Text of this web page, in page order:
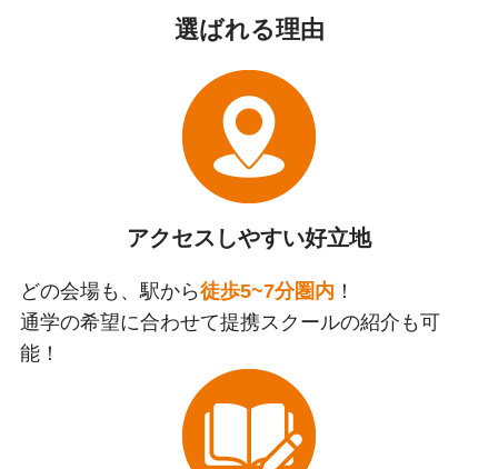
選ばれる理由
アクセスしやすい好立地
どの会場も、駅から徒歩5~7分圏内 ！
通学の希望に合わせて提携スクールの紹介も可
能！